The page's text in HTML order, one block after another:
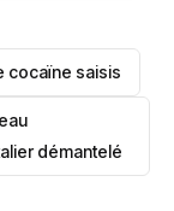
cocaïne saisis
démantelé